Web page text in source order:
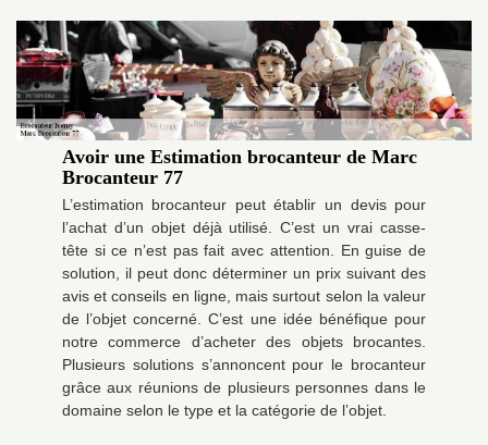
Avoir une Estimation brocanteur de Marc
Brocanteur 77
L’estimation brocanteur peut établir un devis pour
l’achat d’un objet déjà utilisé. C’est un vrai casse-
tête si ce n’est pas fait avec attention. En guise de
solution, il peut donc déterminer un prix suivant des
avis et conseils en ligne, mais surtout selon la valeur
de l’objet concerné. C’est une idée bénéfique pour
notre commerce d’acheter des objets brocantes.
Plusieurs solutions s’annoncent pour le brocanteur
grâce aux réunions de plusieurs personnes dans le
domaine selon le type et la catégorie de l’objet.